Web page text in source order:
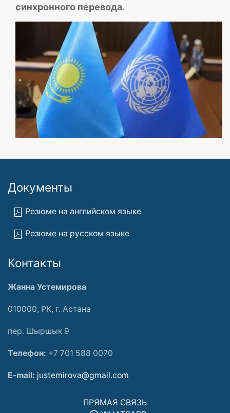
синхронного перевода.
Документы
Резюме на английском языке
Резюме на русском языке
Контакты
Жанна Устемирова
010000, РК, г. Астана
пер. Шыршык 9
Телефон: +7 701 588 0070
E-mail: justemirova@gmail.com
ПРЯМАЯ СВЯЗЬ